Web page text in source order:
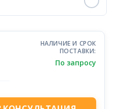
НАЛИЧИЕ И СРОК
ПОСТАВКИ:
По запросу